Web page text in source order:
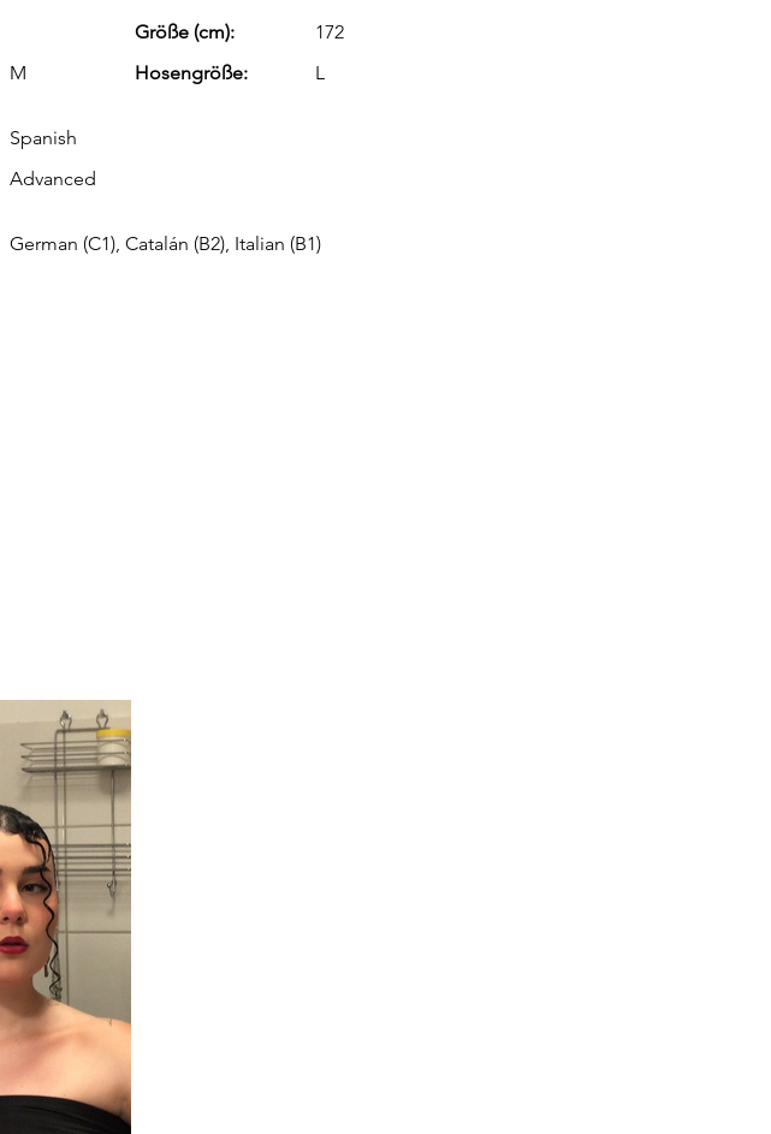
Größe (cm):
172
M Hosengröße: L
Spanish
Advanced
German (C1), Catalán (B2), Italian (B1)